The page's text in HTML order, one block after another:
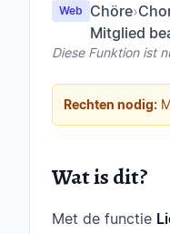
Web Chöre›
Mitglied
Diese Funktion ist
Rechten nodig:
Wat is dit?
Met de functie